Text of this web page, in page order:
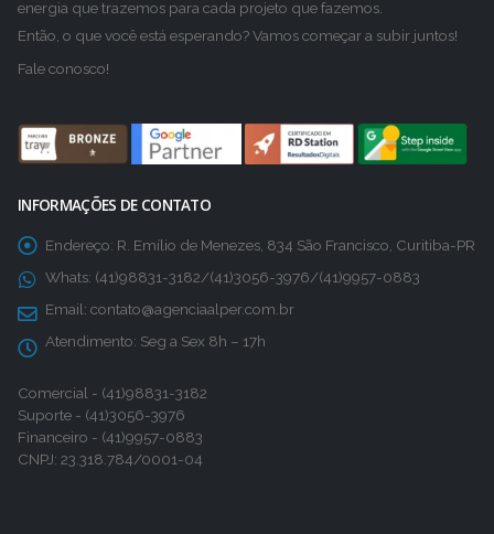
energia que trazemos para cada projeto que fazemos.
Então, o que você está esperando? Vamos começar a subir juntos!
Fale conosco!
INFORMAÇÕES DE CONTATO
Endereço: R. Emílio de Menezes, 834 São Francisco, Curitiba-PR
Whats: (41)98831-3182/(41)3056-3976/(41)9957-0883
Email: contato@agenciaalper.com.br
Atendimento: Seg a Sex 8h – 17h
Comercial - (41)98831-3182
Suporte - (41)3056-3976
Financeiro - (41)9957-0883
CNPJ: 23.318.784/0001-04